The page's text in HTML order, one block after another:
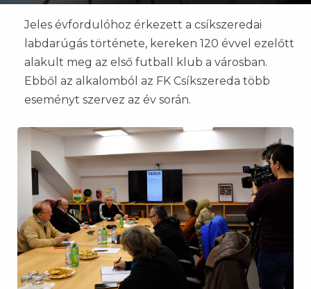
Jeles évfordulóhoz érkezett a csíkszeredai
labdarúgás története, kereken 120 évvel ezelőtt
alakult meg az első futball klub a városban.
Ebből az alkalomból az FK Csíkszereda több
eseményt szervez az év során.